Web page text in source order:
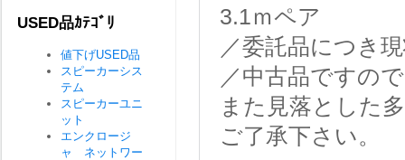
3.1ｍペア
／委託品につき
／中古品ですの
また見落とした
ご了承下さい。
USED品ｶﾃｺﾞﾘ
値下げUSED品
スピーカーシス
テム
スピーカーユニ
ット
エンクロージ
ャ ネットワー